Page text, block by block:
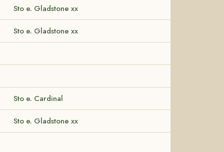
Sto e. Gladstone xx
Sto e. Gladstone xx
Sto e. Cardinal
Sto e. Gladstone xx